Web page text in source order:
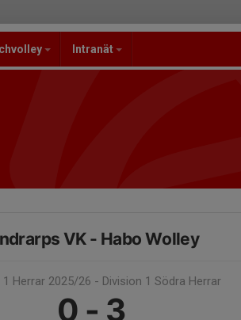
Intranät
VK - Habo Wolley
1 Herrar 2025/26 - Division 1 Södra Herrar
0 - 3